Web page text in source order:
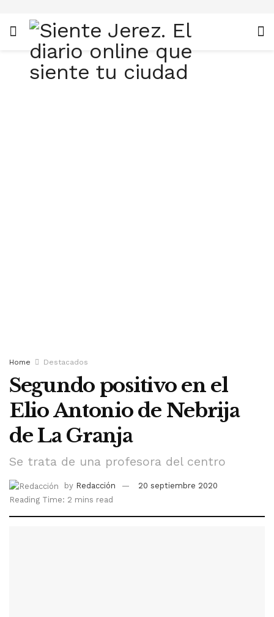
Home Destacados
Segundo positivo en el
Elio Antonio de Nebrija
de La Granja
Se trata de una profesora del centro
by Redacción
20 septiembre 2020
Reading Time: 2 mins read